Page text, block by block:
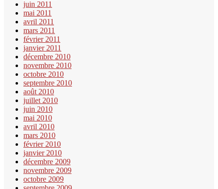
juin 2011
mai 2011
avril 2011
mars 2011
février 2011
janvier 2011
décembre 2010
novembre 2010
octobre 2010
septembre 2010
août 2010
juillet 2010
juin 2010
mai 2010
avril 2010
mars 2010
février 2010
janvier 2010
décembre 2009
novembre 2009
octobre 2009